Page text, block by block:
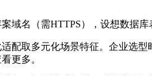
名（需HTTPS），设想数据库
取多元化场景特征。企业选型
更多。